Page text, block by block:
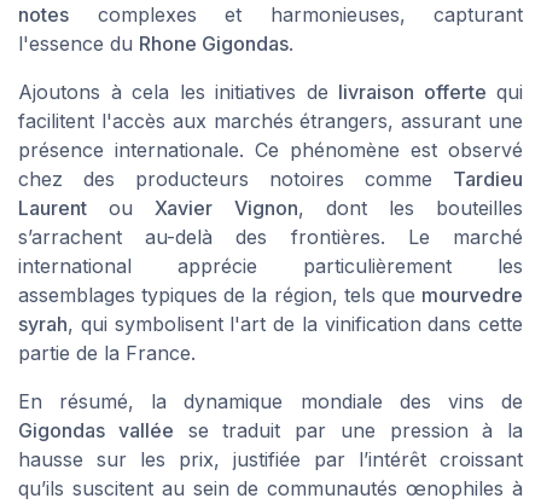
notes complexes et harmonieuses, capturant
l'essence du Rhone Gigondas.
Ajoutons à cela les initiatives de livraison offerte qui
facilitent l'accès aux marchés étrangers, assurant une
présence internationale. Ce phénomène est observé
chez des producteurs notoires comme Tardieu
Laurent ouXavier Vignon, dont les bouteilles
s’arrachent au-delà des frontières. Le marché
international apprécie particulièrement les
assemblages typiques de la région, tels que mourvedre
syrah, qui symbolisent l'art de la vinification dans cette
partie de la France.
En résumé, la dynamique mondiale des vins de
Gigondas vallée se traduit par une pression à la
hausse sur les prix, justifiée par l’intérêt croissant
qu’ils suscitent au sein de communautés œnophiles à